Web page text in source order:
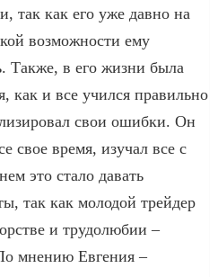
так как его уже давно на
возможности ему
Также, в его жизни была
как и все учился правильно
свои ошибки. Он
свое время, изучал все с
это стало давать
так как молодой трейдер
и трудолюбии –
мнению Евгения –